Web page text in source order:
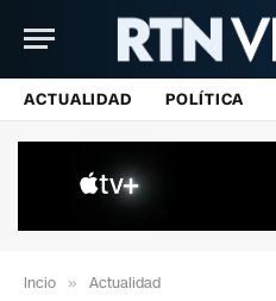
ACTUALIDAD POLÍTICA
Incio » Actualidad